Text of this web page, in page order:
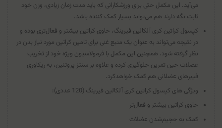
می‌آید. این مکمل حتی برای ورزشکارانی که باید مدت زمان زیادی، وزن خود
ثابت نگه دارند هم می‌تواند بسیار کمک کننده باشد.
کپسول کراتین کری آلکالین فیرینگ، حاوی کراتین بیشتر و فعال‌تری بوده و
در نتیجه می‌تواند به عنوان یک منبع غنی برای تامین کراتین مورد نیاز بدن در
نظر گرفته شود. همچنین این مکمل با فرمولاسیون ویژه خود از تخریب
عضلات حین تمرین جلوگیری کرده و علاوه بر سنتز پروتئین، به ریکاوری
فیبرهای عضلانی هم کمک خواهدکرد.
ویژگی های کپسول کراتین کری آلکالین فیرینگ (120 عددی):
حاوی کراتین بیشتر و فعال‌تر
کمک به حجیم‌شدن عضلات